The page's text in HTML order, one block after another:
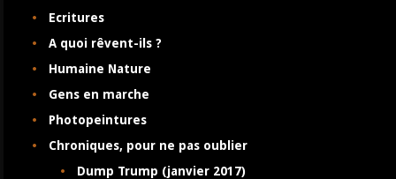
Ecritures
A quoi rêvent-ils ?
Humaine Nature
Gens en marche
Photopeintures
Chroniques, pour ne pas oublier
Dump Trump (janvier 2017)